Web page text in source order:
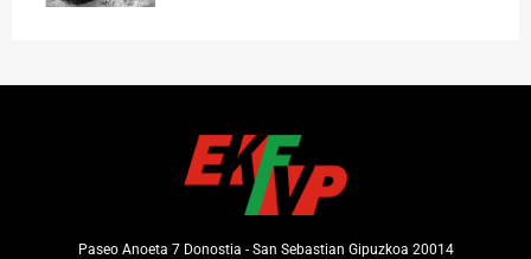
Paseo Anoeta 7 Donostia - San Sebastian Gipuzkoa 20014